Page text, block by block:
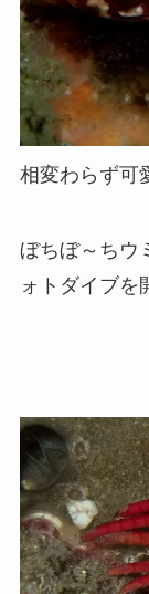
相変わらず可
ぼちぼ～ちウ
ォトダイブを